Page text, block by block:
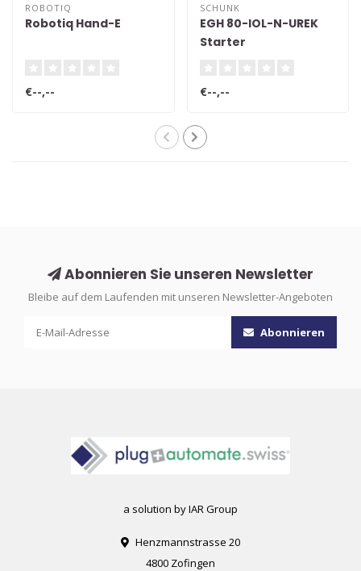
ROBOTIQ
Robotiq Hand-E
€--,--
SCHUNK
EGH 80-IOL-N-UREK
Starter
€--,--
Abonnieren Sie unseren Newsletter
Bleibe auf dem Laufenden mit unseren Newsletter-Angeboten
Abonnieren
a solution by IAR Group
Henzmannstrasse 20
4800 Zofingen